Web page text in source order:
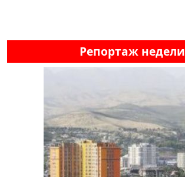
Репортаж недели